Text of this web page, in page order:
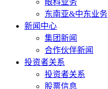
眼科业务
东南亚&中东业务
新闻中心
集团新闻
合作伙伴新闻
投资者关系
投资者关系
股票信息